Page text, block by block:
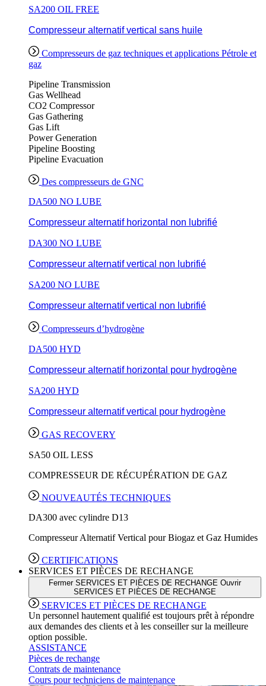
SA200 OIL FREE
Compresseur alternatif vertical sans huile
Compresseurs de gaz techniques et applications Pétrole et
gaz
Pipeline Transmission
Gas Wellhead
CO2 Compressor
Gas Gathering
Gas Lift
Power Generation
Pipeline Boosting
Pipeline Evacuation
Des compresseurs de GNC
DA500 NO LUBE
Compresseur alternatif horizontal non lubrifié
DA300 NO LUBE
Compresseur alternatif vertical non lubrifié
SA200 NO LUBE
Compresseur alternatif vertical non lubrifié
Compresseurs d’hydrogène
DA500 HYD
Compresseur alternatif horizontal pour hydrogène
SA200 HYD
Compresseur alternatif vertical pour hydrogène
GAS RECOVERY
SA50 OIL LESS
COMPRESSEUR DE RÉCUPÉRATION DE GAZ
NOUVEAUTÉS TECHNIQUES
DA300 avec cylindre D13
Compresseur Alternatif Vertical pour Biogaz et Gaz Humides
CERTIFICATIONS
SERVICES ET PIÈCES DE RECHANGE
Fermer SERVICES ET PIÈCES DE RECHANGE Ouvrir
SERVICES ET PIÈCES DE RECHANGE
SERVICES ET PIÈCES DE RECHANGE
Un personnel hautement qualifié est toujours prêt à répondre
aux demandes des clients et à les conseiller sur la meilleure
option possible.
ASSISTANCE
Pièces de rechange
Contrats de maintenance
Cours pour techniciens de maintenance